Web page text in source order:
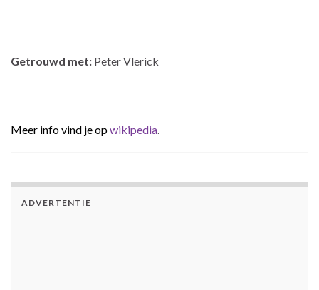
Getrouwd met: Peter Vlerick
Meer info vind je opwikipedia.
ADVERTENTIE